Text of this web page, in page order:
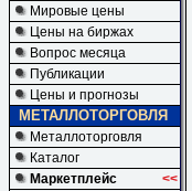
Мировые цены
Цены на биржах
Вопрос месяца
Публикации
Цены и прогнозы
МЕТАЛЛОТОРГОВЛЯ
Металлоторговля
Каталог
Маркетплейс
<<